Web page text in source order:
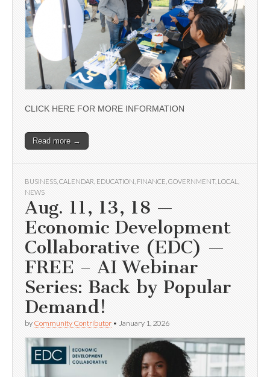
CLICK HERE FOR MORE INFORMATION
Read more →
BUSINESS CALENDAR EDUCATION FINANCE GOVERNMENT, LOCAL
NEWS
Aug. 11, 13, 18 —
Economic Development
Collaborative (EDC) —
FREE – AI Webinar
Series: Back by Popular
Demand!
by Community Contributor • January 1, 2026